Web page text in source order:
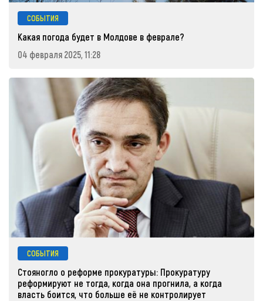
СОБЫТИЯ
Какая погода будет в Молдове в феврале?
04 февраля 2025, 11:28
СОБЫТИЯ
Стояногло о реформе прокуратуры: Прокуратуру
реформируют не тогда, когда она прогнила, а когда
власть боится, что больше её не контролирует